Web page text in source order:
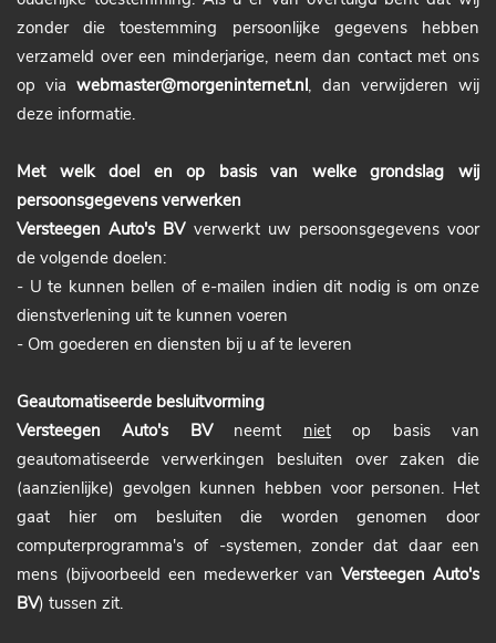
zonder die toestemming persoonlijke gegevens hebben
verzameld over een minderjarige, neem dan contact met ons
op viawebmaster@morgeninternet.nl, dan verwijderen wij
deze informatie.
Met welk doel en op basis van welke grondslag wij
persoonsgegevens verwerken
Versteegen Auto's BVverwerkt uw persoonsgegevens voor
de volgende doelen:
- U te kunnen bellen of e-mailen indien dit nodig is om onze
dienstverlening uit te kunnen voeren
- Om goederen en diensten bij u af te leveren
Geautomatiseerde besluitvorming
Versteegen Auto's BVneemt nietop basis van
geautomatiseerde verwerkingen besluiten over zaken die
(aanzienlijke) gevolgen kunnen hebben voor personen. Het
gaat hier om besluiten die worden genomen door
computerprogramma's of -systemen, zonder dat daar een
mens (bijvoorbeeld een medewerker van Versteegen Auto's
BV) tussen zit.